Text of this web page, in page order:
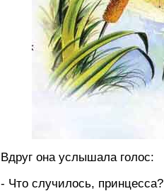
Вдруг она услышала голос:
- Что случилось, принцесса?